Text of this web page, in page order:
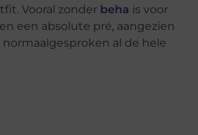
Vooral zonder beha is voor
een absolute pré, aangezien
al de hele